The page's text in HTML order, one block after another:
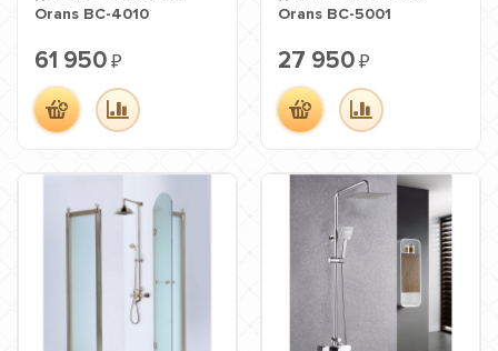
Orans BC-4010
61 950 ₽
Orans BC-5001
27 950 ₽